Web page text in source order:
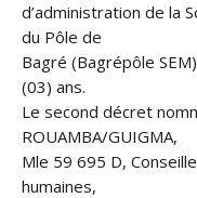
d’administration de la
du Pôle de
Bagré (Bagrépôle
(03) ans.
Le second décret
ROUAMBA/GUIGMA,
Mle 59 695 D,
humaines,